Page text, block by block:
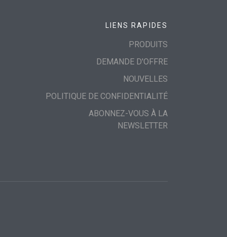
LIENS RAPIDES
PRODUITS
DEMANDE D'OFFRE
NOUVELLES
POLITIQUE DE CONFIDENTIALITÉ
ABONNEZ-VOUS À LA
NEWSLETTER